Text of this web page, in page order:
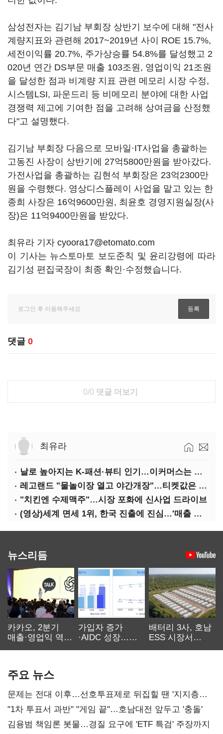
삼성전자는 김기남 부회장 상반기 보수에 대해 "전사
계량지표와 관련해 2017~2019년 사이 ROE 15.7%,
세전이익률 20.7%, 주가상승률 54.8%를 달성했고 2
020년 연간 DS부문 매출 103조원, 영업이익 21조원
을 달성한 점과 비계량 지표 관련 메모리 시장 수정,
시스템LSI, 파운드리 등 비메모리 분야에 대한 사업
경쟁력 제고에 기여한 점을 고려해 상여금을 산정했
다"고 설명했다.
김기남 부회장 다음으로 모바일·IT사업을 총괄하는
고동진 사장이 상반기에 27억5800만원을 받아갔다.
가전사업을 총괄하는 김현석 부회장은 23억2300만
원을 수령했다. 영상디스플레이 사업을 맡고 있는 한
종희 사장은 16억9600만원, 최윤호 경영지원실장(사
장)은 11억9400만원을 받았다.
최유라 기자 cyoora17@etomato.com
이 기사는 뉴스토마토 보도준칙 및 윤리강령에 따라
김기성 편집국장이 최종 확인·수정했습니다.
댓글 0
0/0 댓글 더보기
최유라
날로 높아지는 K-패션·뷰티 인기…이커머스는 역직구 키운다
레고랜드 "물놀이장 열고 야간개장"…티켓값은 동결
"치킨엔 수제맥주"…시장 포화에 신사업 드라이브
(영상)세계 면세 1위, 한국 진출에 진심…'매출 증빙' 물어봤다
뉴스리듬
카카오, 2분기
매출·영업익 역대
가입자 증가
·AIDC 성장…
배터리 3사, 호남
ESS 시장서
주요 뉴스
문제는 전대 이후…선호투표제로 뒤집힐 땐 '지지층
불복'
"1차 투표서 과반" "게임 끝"…호남대전 앞두고 '충돌'
김용범 책임론 봇물…경질 요구에 'ETF 특검' 주장까지